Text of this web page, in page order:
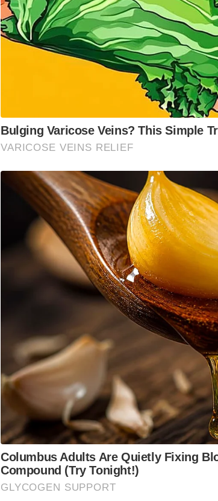
Bulging Varicose Veins? This Simple
VARICOSE VEINS RELIEF
Columbus Adults Are Quietly Fixing
Compound (Try Tonight!)
GLYCOGEN SUPPORT